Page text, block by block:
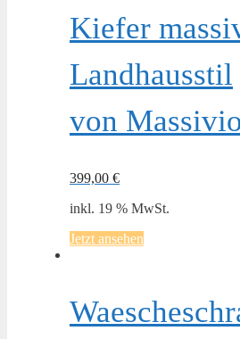
Kiefer
Landhausstil
von
399,00 €
inkl. 19 % MwSt.
Jetzt ansehen